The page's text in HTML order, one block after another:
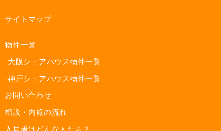
サイトマップ
物件一覧
-大阪シェアハウス物件一覧
-神戸シェアハウス物件一覧
お問い合わせ
相談・内覧の流れ
入居者はどんな人たち？